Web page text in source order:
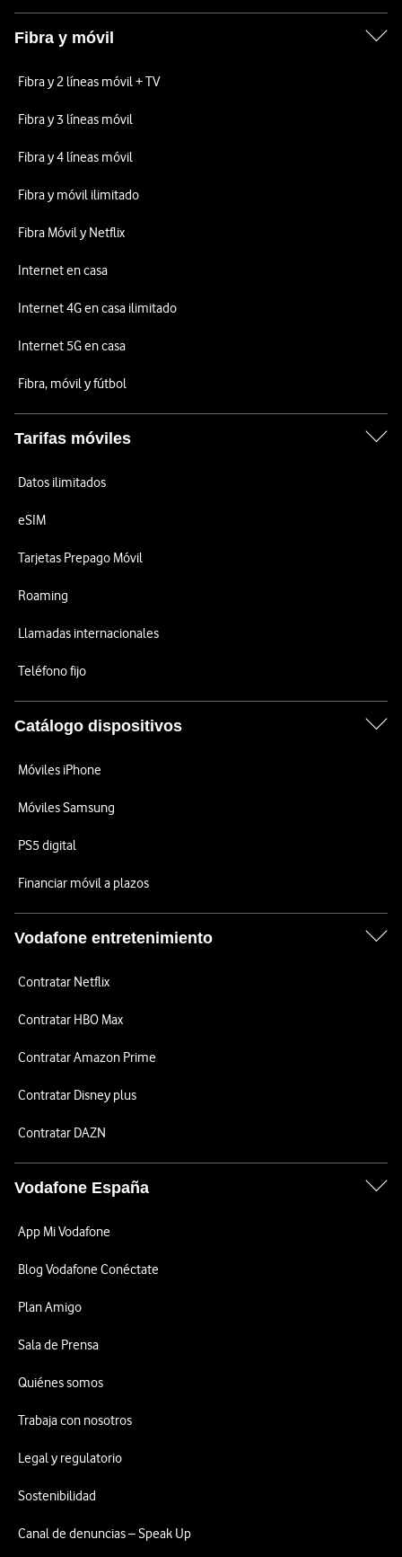
Fibra y móvil
Fibra y 2 líneas móvil + TV
Fibra y 3 líneas móvil
Fibra y 4 líneas móvil
Fibra y móvil ilimitado
Fibra Móvil y Netflix
Internet en casa
Internet 4G en casa ilimitado
Internet 5G en casa
Fibra, móvil y fútbol
Tarifas móviles
Datos ilimitados
eSIM
Tarjetas Prepago Móvil
Roaming
Llamadas internacionales
Teléfono fijo
Catálogo dispositivos
Móviles iPhone
Móviles Samsung
PS5 digital
Financiar móvil a plazos
Vodafone entretenimiento
Contratar Netflix
Contratar HBO Max
Contratar Amazon Prime
Contratar Disney plus
Contratar DAZN
Vodafone España
App Mi Vodafone
Blog Vodafone Conéctate
Plan Amigo
Sala de Prensa
Quiénes somos
Trabaja con nosotros
Legal y regulatorio
Sostenibilidad
Canal de denuncias – Speak Up